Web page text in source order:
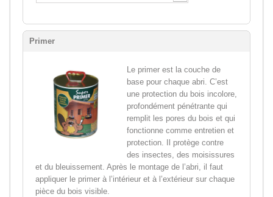
Primer
Le primer est la couche de
base pour chaque abri. C’est
une protection du bois incolore,
profondément pénétrante qui
remplit les pores du bois et qui
fonctionne comme entretien et
protection. Il protège contre
des insectes, des moisissures
et du bleuissement. Après le montage de l’abri, il faut
appliquer le primer à l’intérieur et à l’extérieur sur chaque
pièce du bois visible.